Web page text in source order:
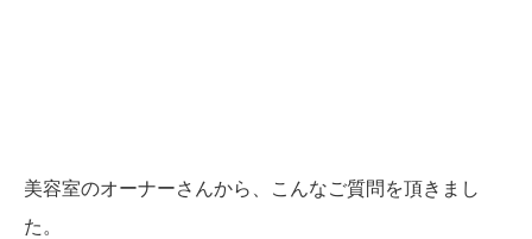
美容室のオーナーさんから、こんなご質問を頂きまし
た。